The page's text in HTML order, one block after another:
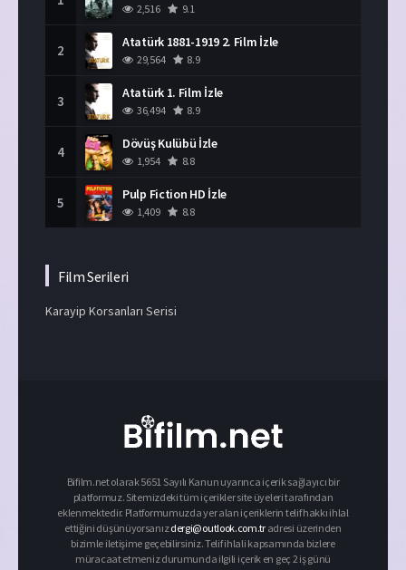
2,516 9.1
2 Atatürk 1881-1919 2. Film İzle
29,564 8.9
3 Atatürk 1. Film İzle
36,494 8.9
4 Dövüş Kulübü İzle
1,954 8.8
5 Pulp Fiction HD İzle
1,409 8.8
Film Serileri
Karayip Korsanları Serisi
Bifilm.net olarak 5651 Sayılı Kanun uyarınca içerik sağlayıcı bir
platformuz. Sitemizdeki tüm içerikler site üyeleri tarafından
eklenmektedir. Platformumuzda yer alan içeriklerin telif hakkı ihlal
ettiğini düşünüyorsanızdergi@outlook.com.tr adresi üzerinden
bizimle iletişime geçebilirsiniz. Telif ihlali kapsamında bizlere
müracaat etmeniz durumunda ilgili içerik en geç 2 iş günü